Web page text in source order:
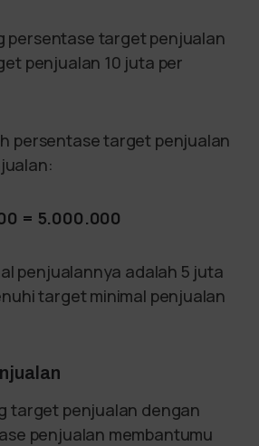
persentase target penjualan
penjualan 10 juta per
persentase target penjualan
= 5.000.000
penjualannya adalah 5 juta
target minimal penjualan
target penjualan dengan
penjualan membantumu